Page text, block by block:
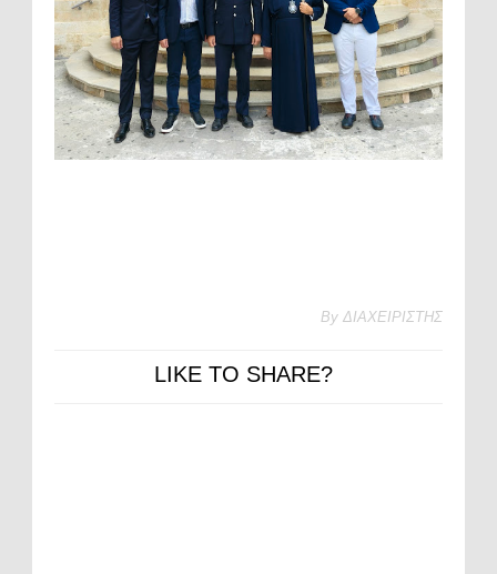
By ΔΙΑΧΕΙΡΙΣΤΗΣ
LIKE TO SHARE?